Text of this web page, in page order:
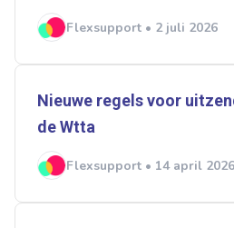
Flexsupport • 2 juli 2026
Nieuwe regels voor
de Wtta
Flexsupport • 14 april 2026